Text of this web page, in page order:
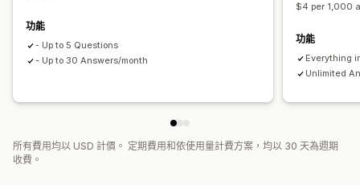
功能
- Up to 5 Questions
- Up to 30 Answers/month
$4 per 1,000
功能
Everything
Unlimited
所有費用均以 USD 計價。 定期費用和依使用量計費方案，均以 30 天為週期
收費。